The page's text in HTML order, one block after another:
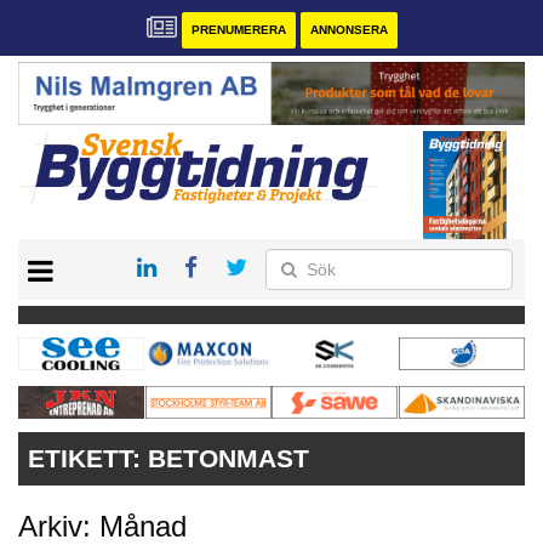
PRENUMERERA ANNONSERA
PRENUMERERA
VÅRA ANDRA MAGASIN
ANNONSERA
KONTAKT
ETIKETT: BETONMAST
Arkiv: Månad